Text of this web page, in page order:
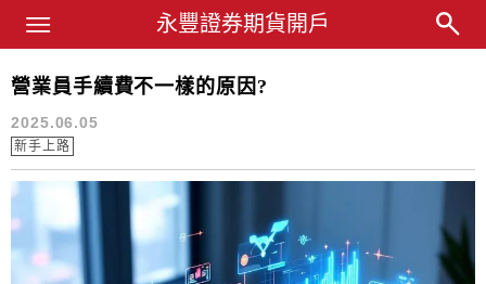
永豐業務經理杜昭逸Blog
永豐證券期貨開戶
Main Menu
營業員
營業員手續費不一樣的原因?
2025.06.05
新手上路